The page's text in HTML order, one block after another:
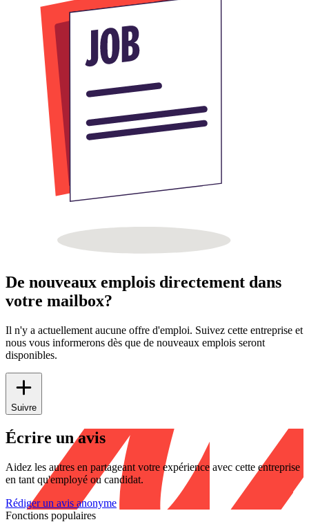
De nouveaux emplois directement dans
votre mailbox?
Il n'y a actuellement aucune offre d'emploi. Suivez cette entreprise et
nous vous informerons dès que de nouveaux emplois seront
disponibles.
Suivre
Écrire un avis
Aidez les autres en partageant votre expérience avec cette entreprise
en tant qu'employé ou candidat.
Rédiger un avis anonyme
Fonctions populaires